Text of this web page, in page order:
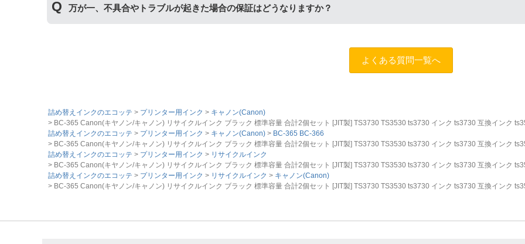
プボタンを5秒以上押していただくとご使用いただけます。
万が一、不具合やトラブルが起きた場合の保証はどうなりますか？
よくある質問一覧へ
詰め替えインクのエコッテ プリンター用インク
キャノン(Canon)
BC-365 Canon(キヤノン/キャノン) リサイクルインク ブラック 標準容量 合計2個セット [JIT製] TS3730 TS3530 ts3730 インク ts3730 互換インク
詰め替えインクのエコッテ
プリンター用インク キャノン(Canon)
BC-365 BC-366
BC-365 Canon(キヤノン/キャノン) リサイクルインク ブラック 標準容量 合計2個セット [JIT製] TS3730 TS3530 ts3730 インク ts3730 互換インク
詰め替えインクのエコッテ
プリンター用インク
リサイクルインク
BC-365 Canon(キヤノン/キャノン) リサイクルインク ブラック 標準容量 合計2個セット [JIT製] TS3730 TS3530 ts3730 インク ts3730 互換インク
詰め替えインクのエコッテ
プリンター用インク リサイクルインク
キャノン(Canon)
BC-365 Canon(キヤノン/キャノン) リサイクルインク ブラック 標準容量 合計2個セット [JIT製] TS3730 TS3530 ts3730 インク ts3730 互換インク